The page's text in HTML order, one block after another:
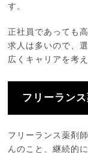
す。
正社員であっても
求人は多いので、
広くキャリアを考
フリーラン
フリーランス薬剤
んのこと、継続的